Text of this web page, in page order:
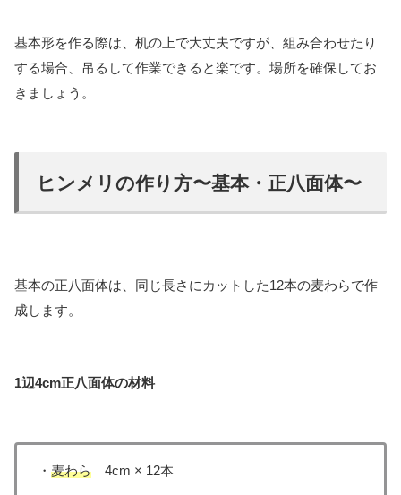
基本形を作る際は、机の上で大丈夫ですが、組み合わせたり
する場合、吊るして作業できると楽です。場所を確保してお
きましょう。
ヒンメリの作り方〜基本・正八面体〜
基本の正八面体は、同じ長さにカットした12本の麦わらで作
成します。
1辺4cm正八面体の材料
・ 麦わら4cm × 12本